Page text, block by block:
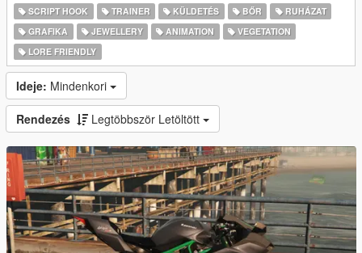
SCRIPT HOOK
TRAINER KÜLDETÉS BŐR
RUHÁZAT
GRAFIKA
JEWELLERY ANIMATION
VEGETATION
LORE FRIENDLY
Ideje: Mindenkori
Rendezés Legtöbbször Letöltött